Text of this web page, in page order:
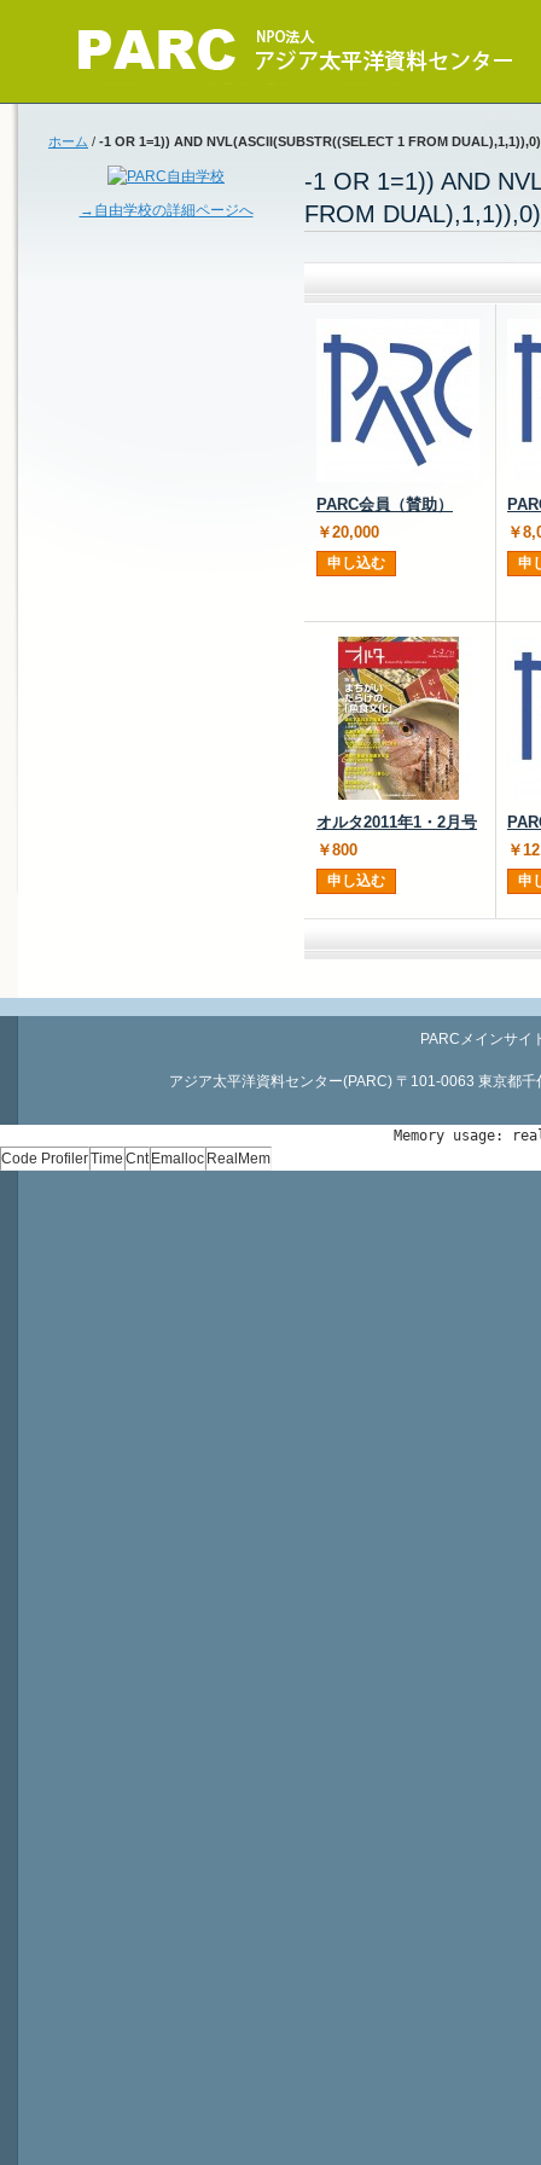
ホーム / -1 OR 1=1)) AND NVL(ASCII(SUBSTR((SELECT 1 FROM
-1 OR 1=1)) AND
FROM
PARC会員（賛助）
￥20,000
申し込む
￥
申
オルタ2011年1・2月号
￥800
申し込む
￥
申
→自由学校の詳細ページへ
PARCメインサイ
アジア太平洋資料センター(PARC) 〒101-0063 東京都
Memory usage:
Code ProfilerTime Cnt Emalloc RealMem